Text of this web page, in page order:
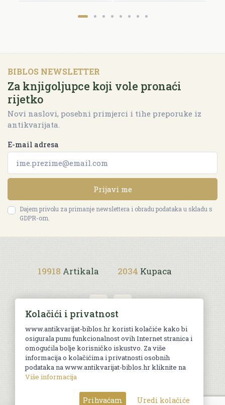
BIBLOS NEWSLETTER
Za knjigoljupce koji vole pronaći
rijetko
Novi naslovi, posebni primjerci i tihe preporuke iz
antikvarijata.
E-mail adresa
Prijavi me
Dajem privolu za primanje newslettera i obradu podataka u skladu s
GDPR-om.
19918 Artikala 2034 Kupaca
Uvjeti kupnje
© Sva prava pridržana. Web by
Kolačići i privatnost
www.antikvarijat-biblos.hr koristi kolačiće kako bi
osigurala punu funkcionalnost ovih Internet stranica i
omogućila bolje korisničko iskustvo. Za više
informacija o kolačićima i privatnosti osobnih
podataka na www.antikvarijat-biblos.hr kliknite na
Više informacija
Prihvaćam Uredi kolačiće